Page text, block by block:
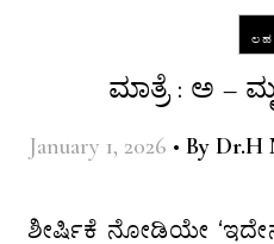
ಮಾತ್ರೆ : ಅ –
January 1, 2026 • By Dr.H
ಶೀರ್ಷಿಕೆ ನೋಡಿಯೇ ‘ಇದೇನು ಛಂದಸ್ಸಿನ ವಿಚಾರವನ್ನು